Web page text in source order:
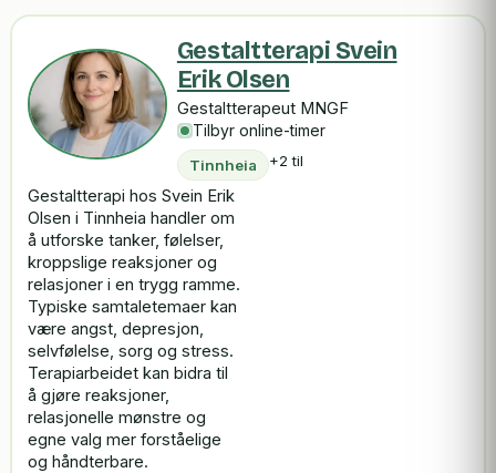
Gestaltterapi Svein
Erik Olsen
Gestaltterapeut MNGF
Tilbyr online-timer
Tinnheia +2 til
Gestaltterapi hos Svein Erik
Olsen i Tinnheia handler om
å utforske tanker, følelser,
kroppslige reaksjoner og
relasjoner i en trygg ramme.
Typiske samtaletemaer kan
være angst, depresjon,
selvfølelse, sorg og stress.
Terapiarbeidet kan bidra til
å gjøre reaksjoner,
relasjonelle mønstre og
egne valg mer forståelige
og håndterbare.